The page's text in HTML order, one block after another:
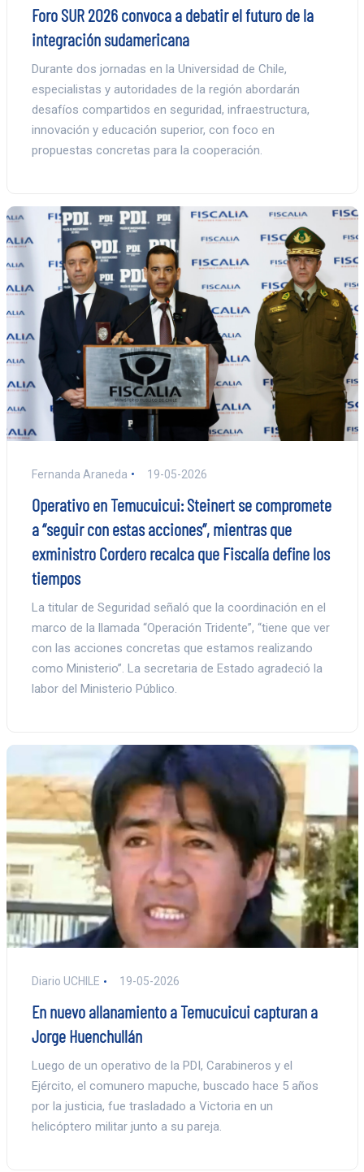
Foro SUR 2026 convoca a debatir el futuro de la
integración sudamericana
Durante dos jornadas en la Universidad de Chile,
especialistas y autoridades de la región abordarán
desafíos compartidos en seguridad, infraestructura,
innovación y educación superior, con foco en
propuestas concretas para la cooperación.
Fernanda Araneda 19-05-2026
Operativo en Temucuicui: Steinert se compromete
a “seguir con estas acciones”, mientras que
exministro Cordero recalca que Fiscalía define los
tiempos
La titular de Seguridad señaló que la coordinación en el
marco de la llamada “Operación Tridente”, “tiene que ver
con las acciones concretas que estamos realizando
como Ministerio”. La secretaria de Estado agradeció la
labor del Ministerio Público.
Diario UCHILE 19-05-2026
En nuevo allanamiento a Temucuicui capturan a
Jorge Huenchullán
Luego de un operativo de la PDI, Carabineros y el
Ejército, el comunero mapuche, buscado hace 5 años
por la justicia, fue trasladado a Victoria en un
helicóptero militar junto a su pareja.